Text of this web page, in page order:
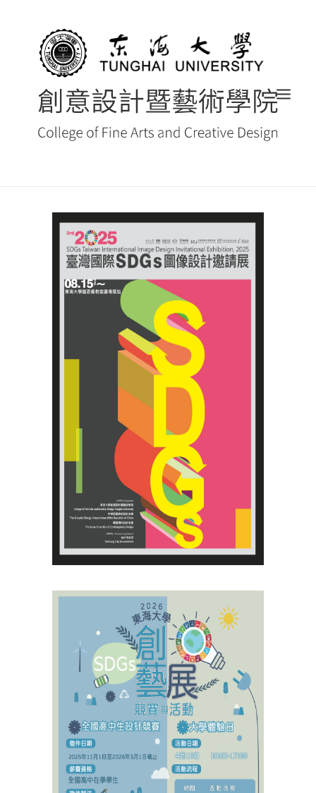
最新消息 NEWS
創藝院簡介
創意科技與藝術跨域學分學程
陳其寬教授紀念基金
境外生專區 PROSPECTIVE STUDENTS
聯絡我們 CONTACT